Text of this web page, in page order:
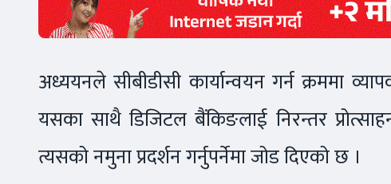
अध्ययनले सीबीडीसी कार्यान्वयन गर्न क्रममा
यसका साथै डिजिटल बैंकिङलाई निरन्तर
त्यसको नमुना प्रदर्शन गर्नुपर्नेमा जोड दिएको छ ।